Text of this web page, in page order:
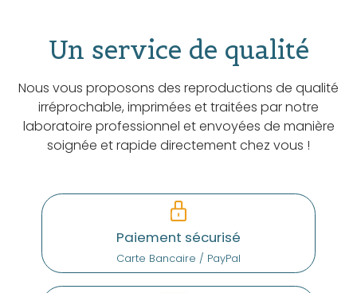
Un service de qualité
Nous vous proposons des reproductions de qualité
irréprochable, imprimées et traitées par notre
laboratoire professionnel et envoyées de manière
soignée et rapide directement chez vous !
Paiement sécurisé
Carte Bancaire / PayPal